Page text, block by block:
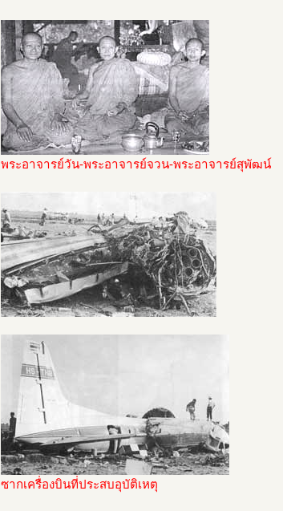
พระอาจารย์วัน-พระอาจารย์จวน-พระอาจารย์สุพัฒน์
ซากเครื่องบินที่ประสบอุบัติเหตุ